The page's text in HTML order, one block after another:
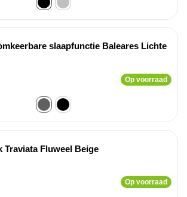
slaapfunctie Baleares Lichte
Op voorraad
Traviata Fluweel Beige
Op voorraad